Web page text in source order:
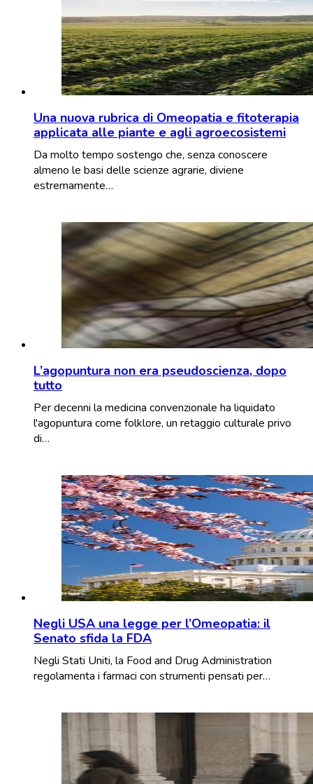
Una nuova rubrica di Omeopatia e fitoterapia
applicata alle piante e agli agroecosistemi
Da molto tempo sostengo che, senza conoscere
almeno le basi delle scienze agrarie, diviene
estremamente…
L’agopuntura non era pseudoscienza, dopo
tutto
Per decenni la medicina convenzionale ha liquidato
l'agopuntura come folklore, un retaggio culturale privo
di…
Negli USA una legge per l’Omeopatia: il
Senato sfida la FDA
Negli Stati Uniti, la Food and Drug Administration
regolamenta i farmaci con strumenti pensati per…